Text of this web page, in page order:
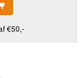
€50,-